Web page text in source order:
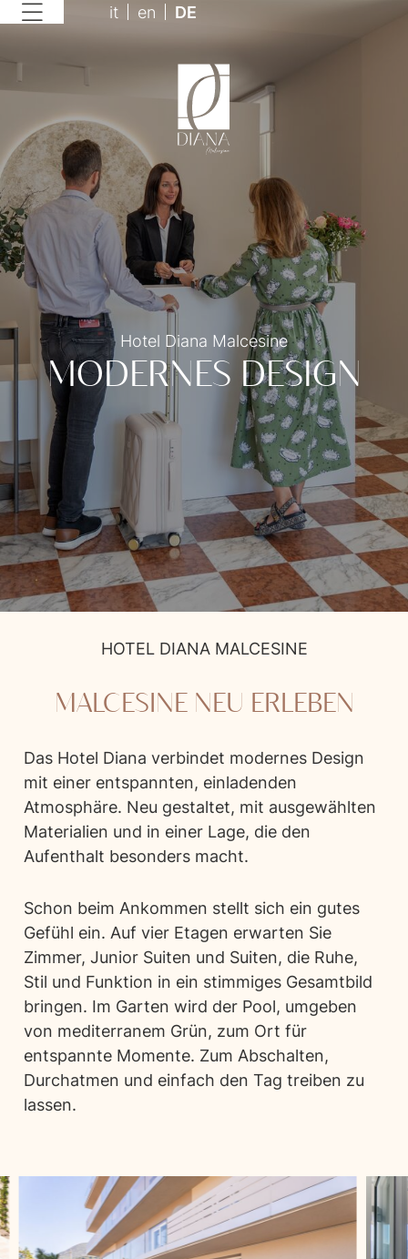
it en DE
Hotel Diana Malcesine
MODERNES DESIGN
HOTEL DIANA MALCESINE
MALCESINE NEU ERLEBEN
Das Hotel Diana verbindet modernes Design
mit einer entspannten, einladenden
Atmosphäre. Neu gestaltet, mit ausgewählten
Materialien und in einer Lage, die den
Aufenthalt besonders macht.
Schon beim Ankommen stellt sich ein gutes
Gefühl ein. Auf vier Etagen erwarten Sie
Zimmer, Junior Suiten und Suiten, die Ruhe,
Stil und Funktion in ein stimmiges Gesamtbild
bringen. Im Garten wird der Pool, umgeben
von mediterranem Grün, zum Ort für
entspannte Momente. Zum Abschalten,
Durchatmen und einfach den Tag treiben zu
lassen.